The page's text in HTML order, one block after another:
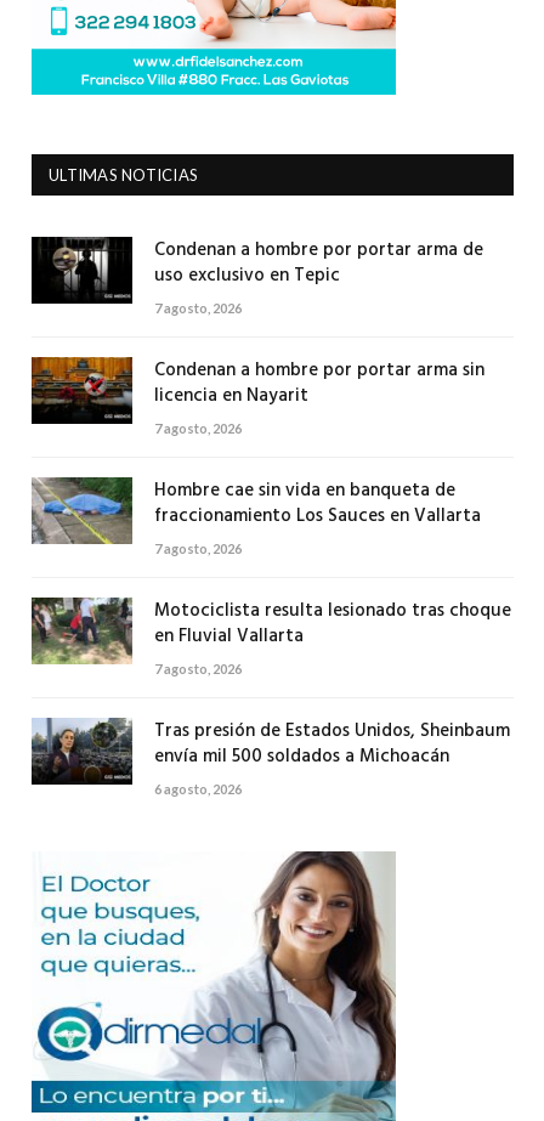
ULTIMAS NOTICIAS
Condenan a hombre por portar arma de
uso exclusivo en Tepic
7 agosto, 2026
Condenan a hombre por portar arma sin
licencia en Nayarit
7 agosto, 2026
Hombre cae sin vida en banqueta de
fraccionamiento Los Sauces en Vallarta
7 agosto, 2026
Motociclista resulta lesionado tras choque
en Fluvial Vallarta
7 agosto, 2026
Tras presión de Estados Unidos, Sheinbaum
envía mil 500 soldados a Michoacán
6 agosto, 2026